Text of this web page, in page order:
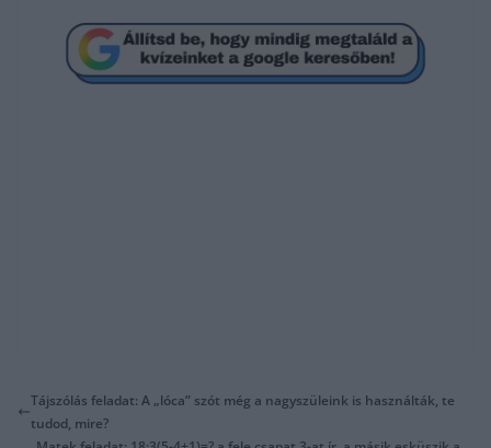
Tájszólás feladat: A „lóca” szót még a nagyszüleink is használták, te
tudod, mire?